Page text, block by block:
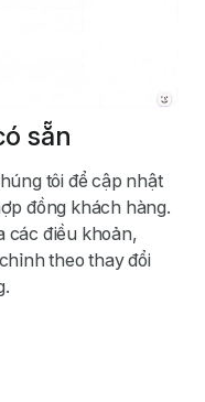
sẵn
tôi để cập nhật
đồng khách hàng.
các điều khoản,
theo thay đổi